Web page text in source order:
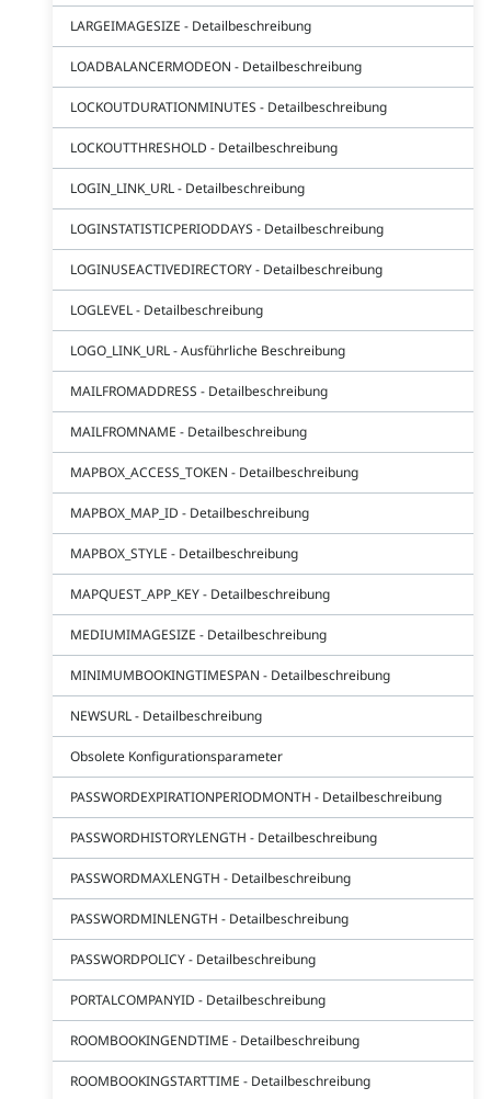
LARGEIMAGESIZE - Detailbeschreibung
LOADBALANCERMODEON - Detailbeschreibung
LOCKOUTDURATIONMINUTES - Detailbeschreibung
LOCKOUTTHRESHOLD - Detailbeschreibung
LOGIN_LINK_URL - Detailbeschreibung
LOGINSTATISTICPERIODDAYS - Detailbeschreibung
LOGINUSEACTIVEDIRECTORY - Detailbeschreibung
LOGLEVEL - Detailbeschreibung
LOGO_LINK_URL - Ausführliche Beschreibung
MAILFROMADDRESS - Detailbeschreibung
MAILFROMNAME - Detailbeschreibung
MAPBOX_ACCESS_TOKEN - Detailbeschreibung
MAPBOX_MAP_ID - Detailbeschreibung
MAPBOX_STYLE - Detailbeschreibung
MAPQUEST_APP_KEY - Detailbeschreibung
MEDIUMIMAGESIZE - Detailbeschreibung
MINIMUMBOOKINGTIMESPAN - Detailbeschreibung
NEWSURL - Detailbeschreibung
Obsolete Konfigurationsparameter
PASSWORDEXPIRATIONPERIODMONTH - Detailbeschreibung
PASSWORDHISTORYLENGTH - Detailbeschreibung
PASSWORDMAXLENGTH - Detailbeschreibung
PASSWORDMINLENGTH - Detailbeschreibung
PASSWORDPOLICY - Detailbeschreibung
PORTALCOMPANYID - Detailbeschreibung
ROOMBOOKINGENDTIME - Detailbeschreibung
ROOMBOOKINGSTARTTIME - Detailbeschreibung